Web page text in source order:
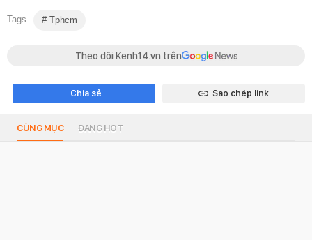
Tags Tphcm
Theo dõi Kenh14.vn trên
Chia sẻ Sao chép link
CÙNG MỤC ĐANG HOT